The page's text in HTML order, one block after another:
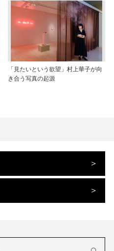
「見たいという欲望」村上華子が向
き合う写真の起源